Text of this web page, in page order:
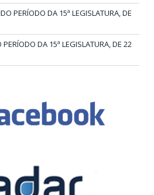
PERÍODO DA 15ª LEGISLATURA, DE
DA 15ª LEGISLATURA, DE 22